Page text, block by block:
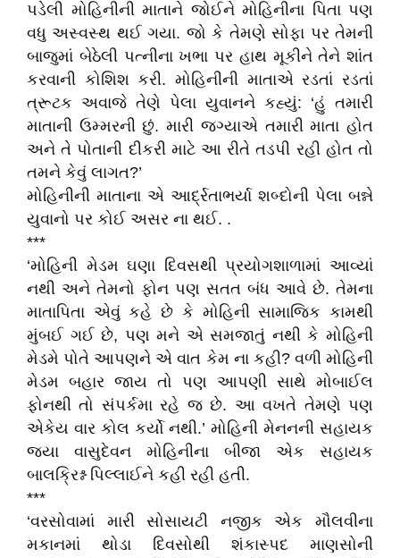
પડેલી મોહિનીની માતાને જોઈને મોહિનીના પિતા પણ
વધુ અસ્વસ્થ થઈ ગયા. જો કે તેમણે સોફા પર તેમની
બાજુમાં બેઠેલી પત્નીના ખભા પર હાથ મૂકીને તેને શાંત
કરવાની કોશિશ કરી. મોહિનીની માતાએ રડતાં રડતાં
ત્રૂટક અવાજે તેણે પેલા યુવાનને કહ્યું: ‘હું તમારી
માતાની ઉમ્મરની છું. મારી જગ્યાએ તમારી માતા હોત
અને તે પોતાની દીકરી માટે આ રીતે તડપી રહી હોત તો
તમને કેવું લાગત?’
મોહિનીની માતાના એ આર્દ્રતાભર્યા શબ્દોની પેલા બન્ને
યુવાનો પર કોઈ અસર ના થઈ. .
***
‘મોહિની મેડમ ઘણા દિવસથી પ્રયોગશાળામાં આવ્યાં
નથી અને તેમનો ફોન પણ સતત બંધ આવે છે. તેમના
માતાપિતા એવું કહે છે કે મોહિની સામાજિક કામથી
મુંબઈ ગઈ છે, પણ મને એ સમજાતું નથી કે મોહિની
મેડમે પોતે આપણને એ વાત કેમ ના કહી? વળી મોહિની
મેડમ બહાર જાય તો પણ આપણી સાથે મોબાઈલ
ફોનથી તો સંપર્કમા રહે જ છે. આ વખતે તેમણે પણ
એકેય વાર કોલ કર્યો નથી.’ મોહિની મેનનની સહાયક
જયા વાસુદેવન મોહિનીના બીજા એક સહાયક
બાલક્રિશ્ન પિલ્લાઈને કહી રહી હતી.
***
‘વરસોવામાં મારી સોસાયટી નજીક એક મૌલવીના
મકાનમાં થોડા દિવસોથી શંકાસ્પદ માણસોની